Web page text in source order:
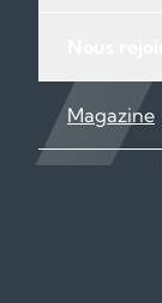
Magazine